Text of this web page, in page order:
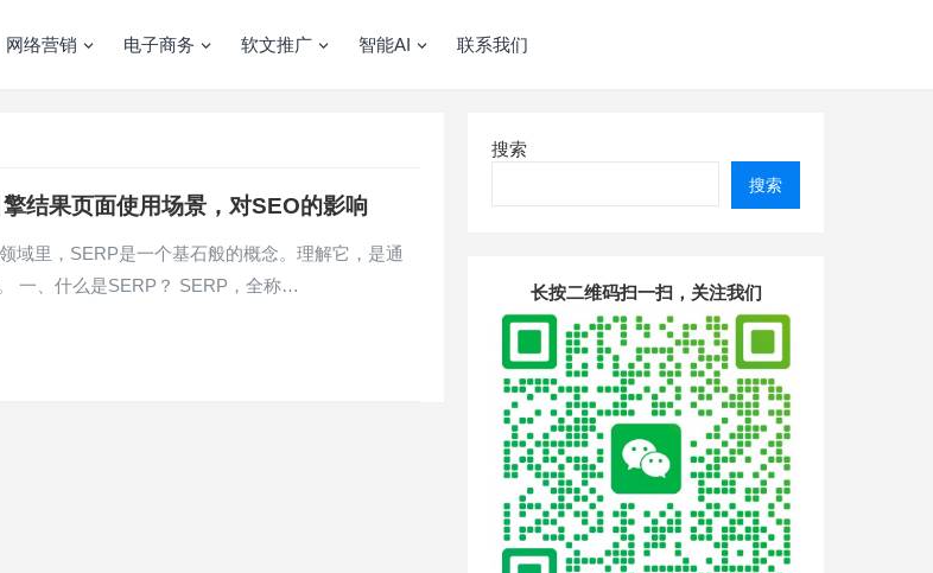
网络营销 电子商务 软文推广 智能AI 联系我们
结果页面使用场景，对SEO的影响
域里，SERP是一个基石般的概念。理解它，是通
一、什么是SERP？ SERP，全称…
搜索
搜索
长按二维码扫一扫，关注我们